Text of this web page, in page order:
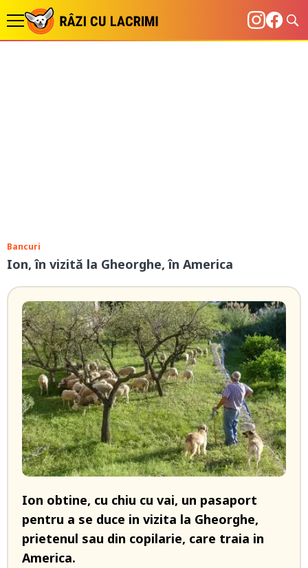
Bancuri
Ion, în vizită la Gheorghe, în America
Ion obtine, cu chiu cu vai, un pasaport
pentru a se duce in vizita la Gheorghe,
prietenul sau din copilarie, care traia in
America.